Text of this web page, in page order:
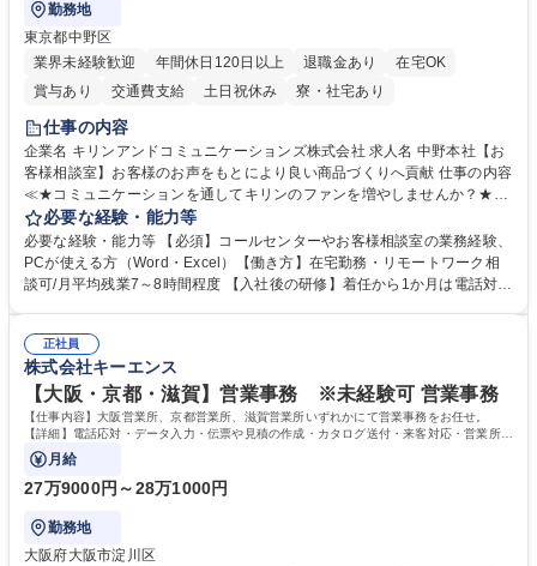
勤務地
東京都中野区
業界未経験歓迎
年間休日120日以上 退職金あり
在宅OK
賞与あり
交通費支給 土日祝休み 寮・社宅あり
仕事の内容
企業名 キリンアンドコミュニケーションズ株式会社 求人名 中野本社【お
客様相談室】お客様のお声をもとにより良い商品づくりへ貢献 仕事の内容
≪★コミュニケーションを通してキリンのファンを増やしませんか？★≫
お客様のお声をより良い商品づくりに活かしていく上で、窓口となるお客
様相談室でのお仕事です。 日々お客様からいただくキリングループへのご
意見を、企業活動に活かしています。お客様からの声に迅速かつ誠意をも
って対応、情報提供するとともにグループ内活動に反映しています。 【具
平均100件前後■メール・手紙：同上40件前後 募集職種 中野本社【お客様
相談室】お客様のお声をもとにより良い商品づくりへ貢献
必要な経験・能力等
必要な経験・能力等 【必須】コールセンターやお客様相談室の業務経験、
PCが使える方（Word・Excel）【働き方】在宅勤務・リモートワーク相
談可/月平均残業7～8時間程度 【入社後の研修】着任から1か月は電話対応
すのでご安心ください。 【当社について】キリングループの広報機能を担
う会社として、お客様との出会いを大切にし、磨き上げたホスピタリティ
を込めてコミュニケーションをとりながら広報関連業務を行っておりま
す。 学歴・資格 学歴：大学院 大学 高専 短大 専修学校 高校 語学力： 資
格：
正社員
株式会社キーエンス
【大阪・京都・滋賀】営業事務 ※未経験可 営業事務
【仕事内容】大阪営業所、京都営業所、滋賀営業所いずれかにて営業事務をお任せ。
【詳細】電話応対・データ入力・伝票や見積の作成・カタログ送付・来客対応・営業所内
で発生する事務業務や業務改善をお任せ。
月給
27万9000円～28万1000円
勤務地
大阪府大阪市淀川区